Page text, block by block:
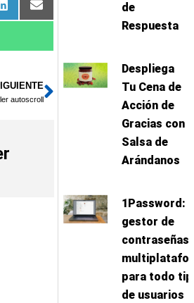
Compartir
en
LinkedInCompartir
en
Email
autoscroll Siguiente
de
Respuesta
Despliega
Tu Cena de
Acción de
Gracias con
Salsa de
Arándanos
1Password:
gestor de
contraseñas
para todo
de usuarios